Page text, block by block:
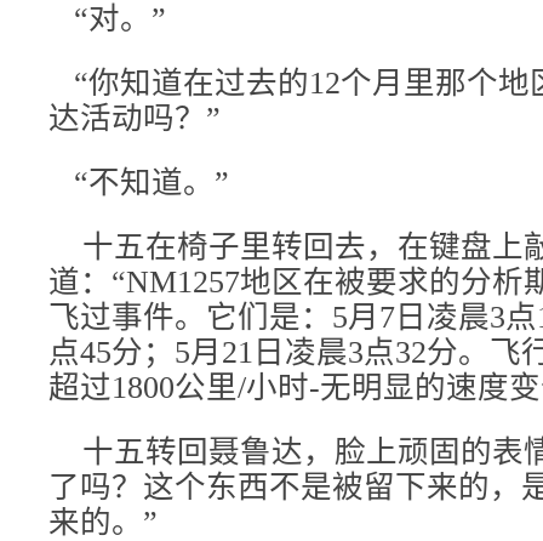
“对。”
“你知道在过去的12个月里那个地
达活动吗？”
“不知道。”
十五在椅子里转回去，在键盘上
道：“NM1257地区在被要求的分析
飞过事件。它们是：5月7日凌晨3
点45分；5月21日凌晨3点32分。飞
超过1800公里/小时-无明显的速度
十五转回聂鲁达，脸上顽固的表
了吗？这个东西不是被留下来的，
来的。”